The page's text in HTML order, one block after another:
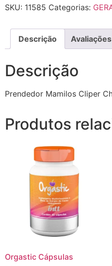
SKU: 11585 Categorias:
Descrição
Descrição
Prendedor Mamilos Cliper
Produtos
Orgastic Cápsulas